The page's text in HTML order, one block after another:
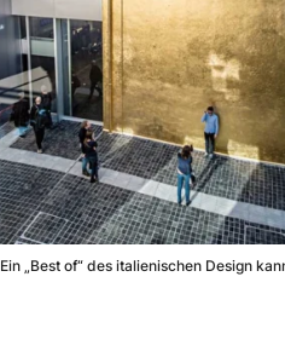
Ein „Best of“ des italienischen Design